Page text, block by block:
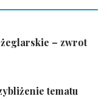
– zwrot
tematu